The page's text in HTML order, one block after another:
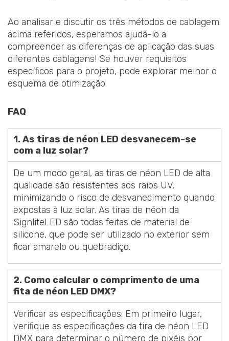
Ao analisar e discutir os três métodos de cablagem
acima referidos, esperamos ajudá-lo a
compreender as diferenças de aplicação das suas
diferentes cablagens! Se houver requisitos
específicos para o projeto, pode explorar melhor o
esquema de otimização.
FAQ
1. As tiras de néon LED desvanecem-se
com a luz solar?
De um modo geral, as tiras de néon LED de alta
qualidade são resistentes aos raios UV,
minimizando o risco de desvanecimento quando
expostas à luz solar. As tiras de néon da
SignliteLED são todas feitas de material de
silicone, que pode ser utilizado no exterior sem
ficar amarelo ou quebradiço.
2. Como calcular o comprimento de uma
fita de néon LED DMX?
Verificar as especificações: Em primeiro lugar,
verifique as especificações da tira de néon LED
DMX para determinar o número de pixéis por